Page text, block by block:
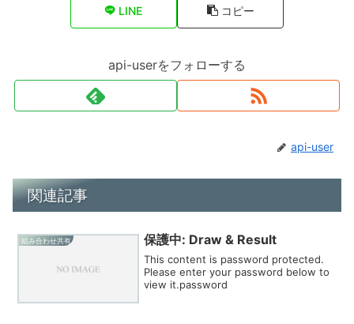
LINE コピー
api-userをフォローする
api-user
関連記事
組み合わせ共有 保護中: Draw & Result
This content is password protected.
Please enter your password below to
view it.password